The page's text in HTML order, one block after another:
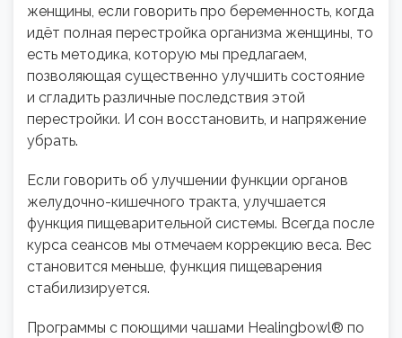
женщины, если говорить про беременность, когда
идёт полная перестройка организма женщины, то
есть методика, которую мы предлагаем,
позволяющая существенно улучшить состояние
и сгладить различные последствия этой
перестройки. И сон восстановить, и напряжение
убрать.
Если говорить об улучшении функции органов
желудочно-кишечного тракта, улучшается
функция пищеварительной системы. Всегда после
курса сеансов мы отмечаем коррекцию веса. Вес
становится меньше, функция пищеварения
стабилизируется.
Программы с поющими чашами Healingbowl® по